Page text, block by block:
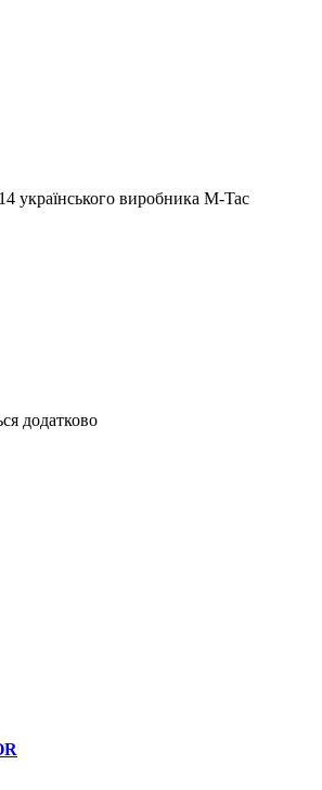
українського виробника M-Tac
додатково